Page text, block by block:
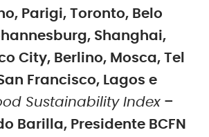
Parigi, Toronto, Belo
Shanghai,
City, Berlino, Mosca, Tel
Francisco, Lagos e
Sustainability Index –
Barilla, Presidente BCFN